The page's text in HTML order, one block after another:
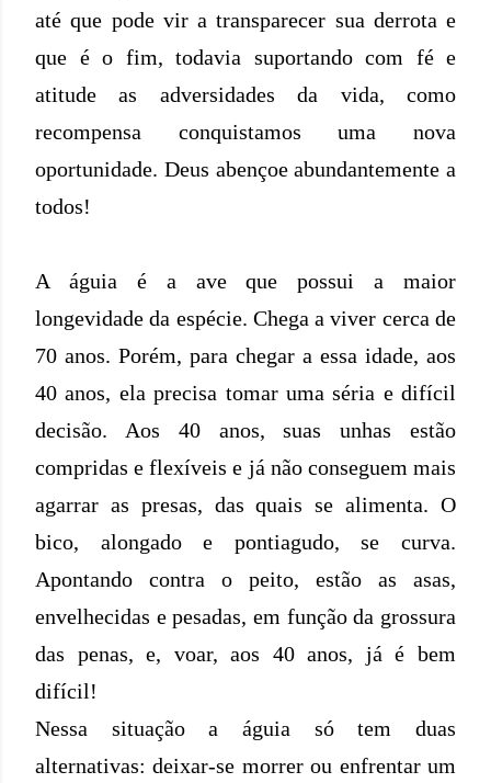
até que pode vir a transparecer sua derrota e
que é o fim, todavia suportando com fé e
atitude as adversidades da vida, como
recompensa conquistamos uma nova
oportunidade. Deus abençoe abundantemente a
todos!
A águia é a ave que possui a maior
longevidade da espécie. Chega a viver cerca de
70 anos. Porém, para chegar a essa idade, aos
40 anos, ela precisa tomar uma séria e difícil
decisão. Aos 40 anos, suas unhas estão
compridas e flexíveis e já não conseguem mais
agarrar as presas, das quais se alimenta. O
bico, alongado e pontiagudo, se curva.
Apontando contra o peito, estão as asas,
envelhecidas e pesadas, em função da grossura
das penas, e, voar, aos 40 anos, já é bem
difícil!
Nessa situação a águia só tem duas
alternativas: deixar-se morrer ou enfrentar um